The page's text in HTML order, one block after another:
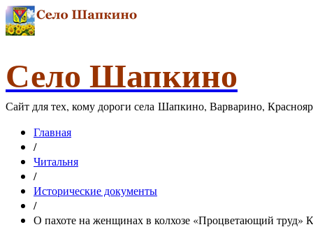
Село Шапкино
Сайт для тех, кому дороги села Шапкино, Варварино,
Главная
/
Читальня
/
Исторические документы
/
О пахоте на женщинах в колхозе «Процветающий труд»